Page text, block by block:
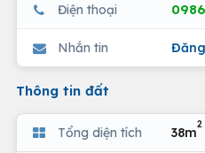
Điện thoại
Nhắn tin
Thông tin đất
Tổng diện tích 38m
2